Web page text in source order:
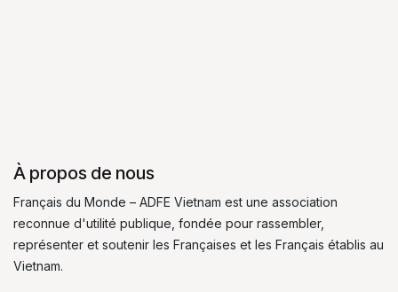
À propos de nous
Français du Monde – ADFE Vietnam est une association
reconnue d'utilité publique, fondée pour rassembler,
représenter et soutenir les Françaises et les Français établis au
Vietnam.